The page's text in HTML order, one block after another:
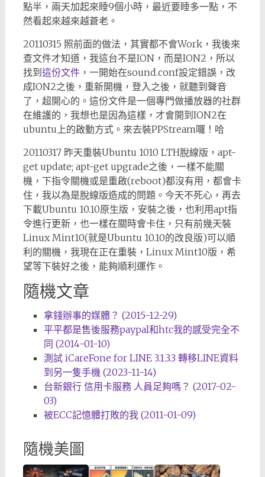
點半，兩天加起來睡9個小時，最近要睡多一點，不
然看起來越來越蒼老。
20110315 照前面的做法，其實都不會Work，我後來
查文件才知道，我這台不是ION，而是ION2，所以
找到 這份文件，一開始在sound.conf設定錯誤，改
成ION2之後，重新開機，登入之後，就聽到聲音
了，超開心的。這份文件是一個專門做播放器的社群
在維護的，我想也是因為這樣，才會開到ION2在
ubuntu上的啟動方式。來去裝PPStream囉！哈
20110317 昨天重裝Ubuntu 1010 LTH脫線版，apt-
get update; apt-get upgrade之後，一樣不能關
機，下指令關機或是重啟(reboot)都沒有用，都會卡
住，我以為是脫線版造成的問題。今天不死心，再去
下載Ubuntu 10.10原生版，安裝之後，也利用apt指
令進行更新，也一樣在關時會卡住，只有前幾天裝
Linux Mint10(就是Ubuntu 10.10的改良版)可以順
利的關機，我現在正在重裝，Linux Mint10版，希
望等下裝好之後，能夠順利運作。
隨機文章
拿錢辦事的媒體？ (2015-12-29)
平平都是售後服務paypal和htc我的感受完全不
同 (2014-01-10)
測試 iCareFone for LINE 3.1.3.3 轉移LINE資料
到另一隻手機 (2023-11-14)
台新銀行 信用卡服務 人員足夠嗎？ (2017-02-
03)
被ECC記憶體打敗的我 (2011-01-09)
隨機美圖